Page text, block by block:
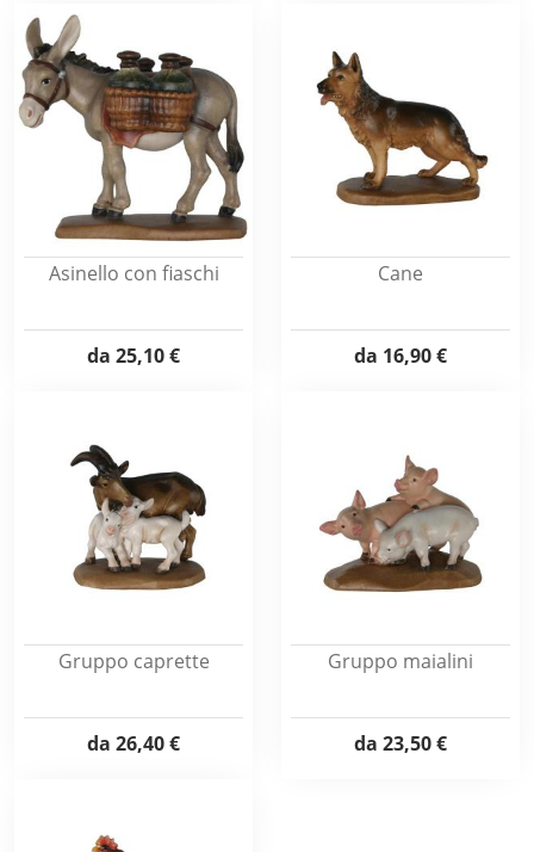
Asinello con fiaschi
da 25,10 €
Cane
da 16,90 €
Gruppo caprette
da 26,40 €
Gruppo maialini
da 23,50 €